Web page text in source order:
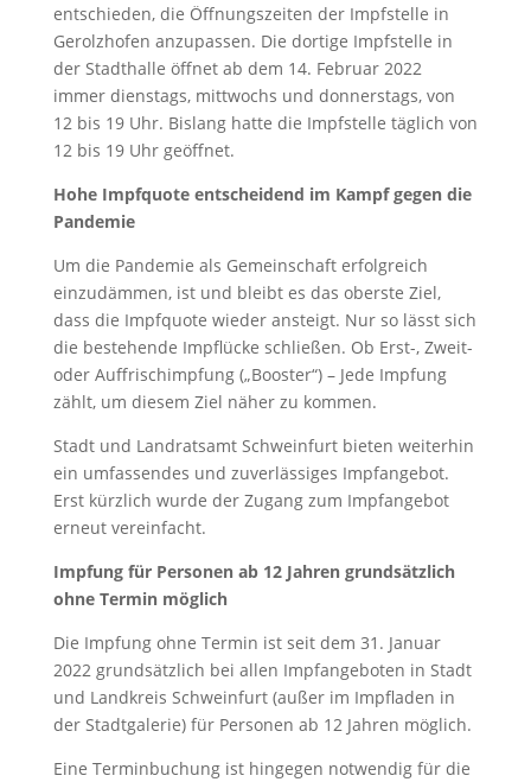
entschieden, die Öffnungszeiten der Impfstelle in
Gerolzhofen anzupassen. Die dortige Impfstelle in
der Stadthalle öffnet ab dem 14. Februar 2022
immer dienstags, mittwochs und donnerstags, von
12 bis 19 Uhr. Bislang hatte die Impfstelle täglich von
12 bis 19 Uhr geöffnet.
Hohe Impfquote entscheidend im Kampf gegen die
Pandemie
Um die Pandemie als Gemeinschaft erfolgreich
einzudämmen, ist und bleibt es das oberste Ziel,
dass die Impfquote wieder ansteigt. Nur so lässt sich
die bestehende Impflücke schließen. Ob Erst-, Zweit-
oder Auffrischimpfung („Booster“) – Jede Impfung
zählt, um diesem Ziel näher zu kommen.
Stadt und Landratsamt Schweinfurt bieten weiterhin
ein umfassendes und zuverlässiges Impfangebot.
Erst kürzlich wurde der Zugang zum Impfangebot
erneut vereinfacht.
Impfung für Personen ab 12 Jahren grundsätzlich
ohne Termin möglich
Die Impfung ohne Termin ist seit dem 31. Januar
2022 grundsätzlich bei allen Impfangeboten in Stadt
und Landkreis Schweinfurt (außer im Impfladen in
der Stadtgalerie) für Personen ab 12 Jahren möglich.
Eine Terminbuchung ist hingegen notwendig für die